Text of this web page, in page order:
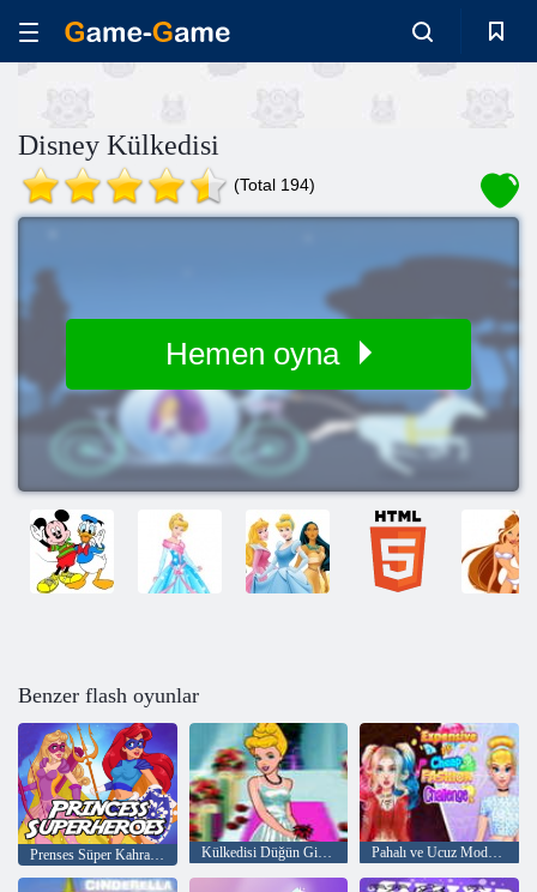
Disney Külkedisi
(Total 194)
Hemen oyna
Benzer flash oyunlar
Prenses Süper Kahramanlar Külkedisi Düğün Giydirme Pahalı ve Ucuz Moda Yarışması